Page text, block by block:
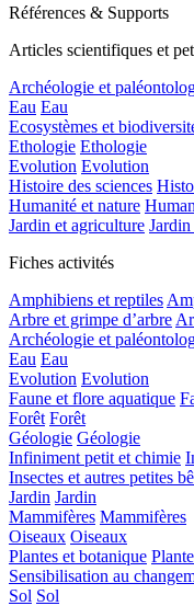
Références & Supports
Articles scientifiques et
Archéologie et
Eau Eau
Ecosystèmes et
Ethologie Ethologie
Evolution Evolution
Histoire des sciences
Humanité et nature
Jardin et agriculture
Fiches activités
Amphibiens et reptiles
Arbre et grimpe d’arbre
Archéologie et
Eau Eau
Evolution Evolution
Faune et flore aquatique
Forêt Forêt
Géologie Géologie
Infiniment petit et chimie
Insectes et autres petites
Jardin Jardin
Mammifères Mammifères
Oiseaux Oiseaux
Plantes et botanique
Sensibilisation au
Sol Sol